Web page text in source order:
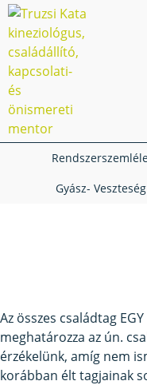
Gyász-
Az összes családtag
meghatározza az ún.
érzékelünk, amíg nem
korábban élt tagjainak